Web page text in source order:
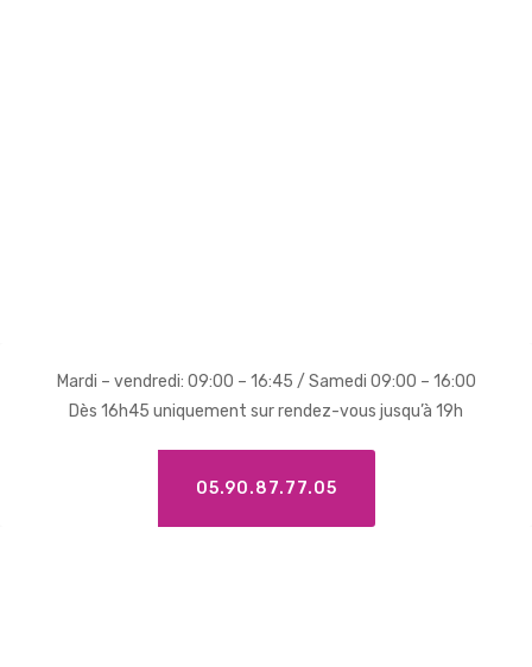
Mardi – vendredi: 09:00 – 16:45 / Samedi 09:00 – 16:00
Dès 16h45 uniquement sur rendez-vous jusqu’à 19h
05.90.87.77.05